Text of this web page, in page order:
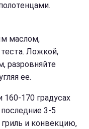
маслом,
Ложкой,
разровняйте
ее.
170 градусах
3-5
и конвекцию,